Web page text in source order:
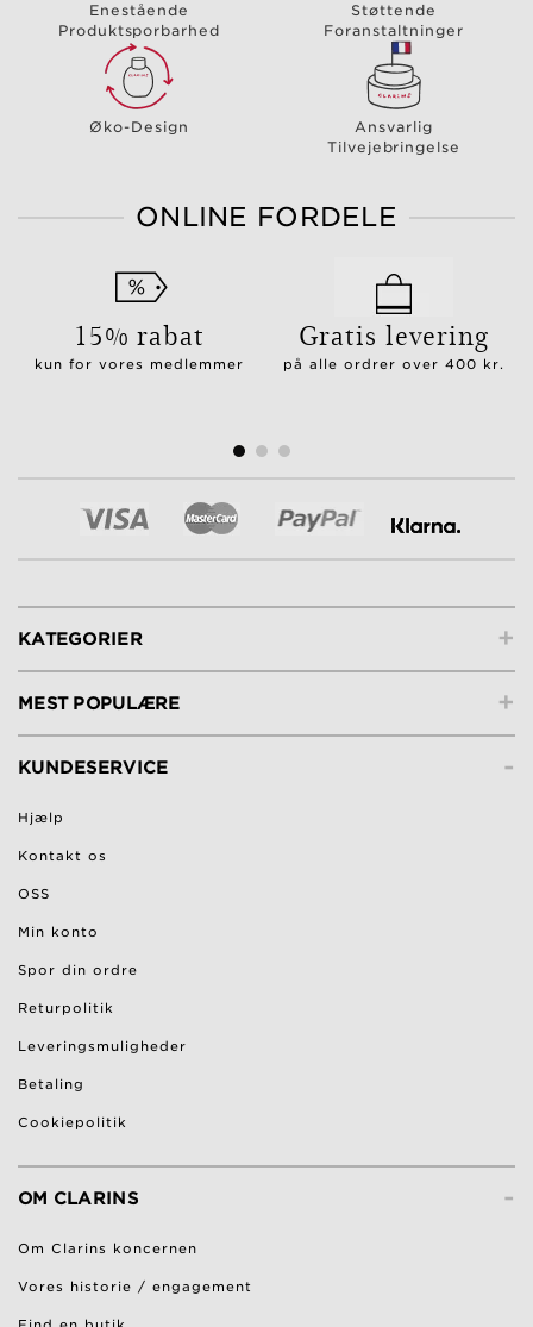
Enestående
Produktsporbarhed
Støttende
Foranstaltninger
Øko-Design
Ansvarlig
Tilvejebringelse
ONLINE FORDELE
15% rabat
kun for vores medlemmer
Gratis levering
på alle ordrer over 400 kr.
+
KATEGORIER
+
MEST POPULÆRE
-
KUNDESERVICE
Hjælp
Kontakt os
OSS
Min konto
Spor din ordre
Returpolitik
Leveringsmuligheder
Betaling
Cookiepolitik
-
OM CLARINS
Om Clarins koncernen
Vores historie / engagement